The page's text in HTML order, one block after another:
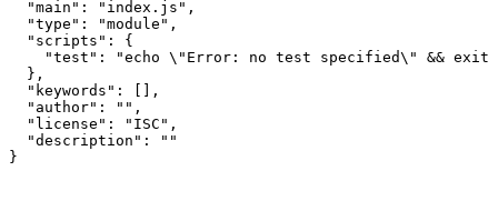
  "name": "es6-import-params",
  "version": "1.0.0",
  "main": "index.js",
  "type": "module",
  "scripts": {
"test": "echo \"Error: no test specified\" && exit
  },
  "keywords": [],
  "author": "",